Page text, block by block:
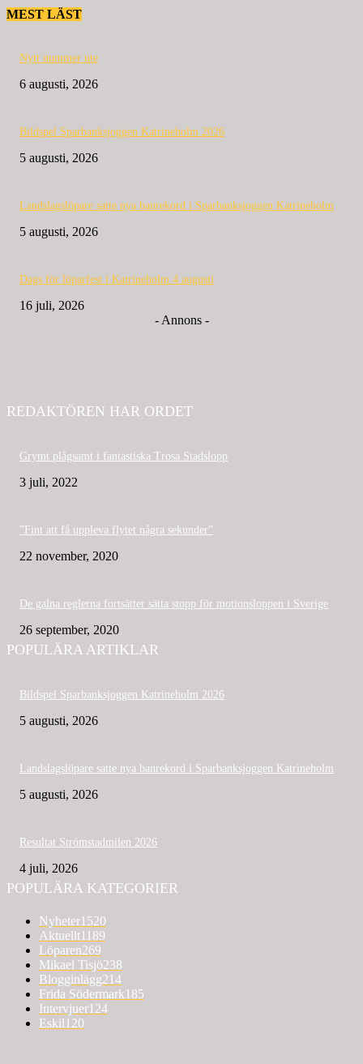
MEST LÄST
Nytt nummer ute
6 augusti, 2026
Bildspel Sparbanksjoggen Katrineholm 2026
5 augusti, 2026
Landslagslöpare satte nya banrekord i Sparbanksjoggen Katrineholm
5 augusti, 2026
Dags för löparfest i Katrineholm 4 augusti
16 juli, 2026
- Annons -
REDAKTÖREN HAR ORDET
Grymt plågsamt i fantastiska Trosa Stadslopp
3 juli, 2022
”Fint att få uppleva flytet några sekunder”
22 november, 2020
De galna reglerna fortsätter sätta stopp för motionsloppen i Sverige
26 september, 2020
POPULÄRA ARTIKLAR
Bildspel Sparbanksjoggen Katrineholm 2026
5 augusti, 2026
Landslagslöpare satte nya banrekord i Sparbanksjoggen Katrineholm
5 augusti, 2026
Resultat Strömstadmilen 2026
4 juli, 2026
POPULÄRA KATEGORIER
Nyheter1520
Aktuellt1189
Löparen269
Mikael Tisjö238
Blogginlägg214
Frida Södermark185
Intervjuer124
Eskil 120